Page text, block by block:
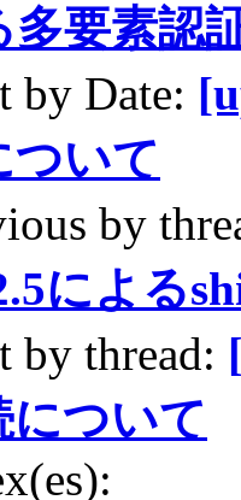
多要素認
by Date:
ついて
by
による
by thread:
について